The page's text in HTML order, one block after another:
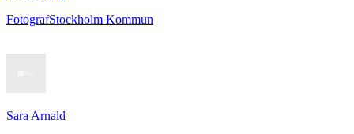
FotografStockholm Kommun
Sara Arnald